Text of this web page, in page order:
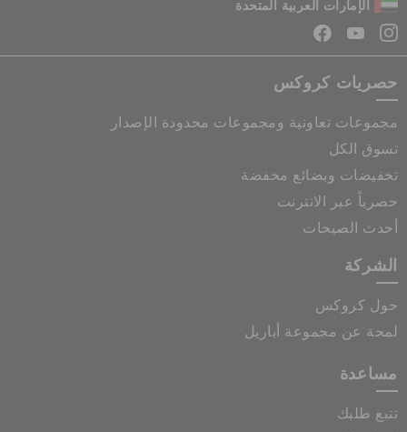
الإمارات العربية المتحدة
حصريات كروكس
مجموعات تعاونية ومجموعات محدودة الإصدار
تسوق الكل
تخفيضات وبضائع مخفضة
حصرياً عبر الانترنت
أحدث الصيحات
الشركة
حول كروكس
لمحة عن مجموعة أباريل
مساعدة
تتبع طلبك